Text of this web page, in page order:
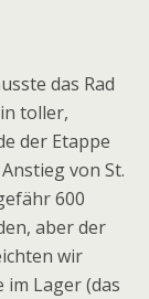
das Rad
toller,
der Etappe
von St.
600
aber der
wir
im Lager (das